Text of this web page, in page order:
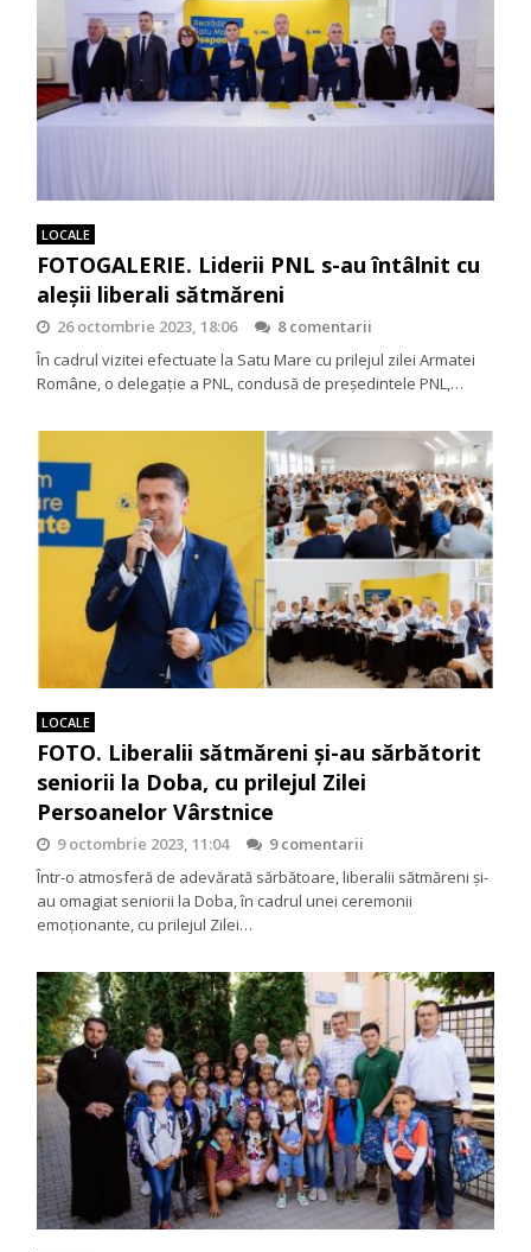
LOCALE
FOTOGALERIE. Liderii PNL s-au întâlnit cu
aleșii liberali sătmăreni
26 octombrie 2023, 18:06
8 comentarii
În cadrul vizitei efectuate la Satu Mare cu prilejul zilei Armatei
Române, o delegație a PNL, condusă de președintele PNL,…
LOCALE
FOTO. Liberalii sătmăreni și-au sărbătorit
seniorii la Doba, cu prilejul Zilei
Persoanelor Vârstnice
9 octombrie 2023, 11:04
9 comentarii
Într-o atmosferă de adevărată sărbătoare, liberalii sătmăreni și-
au omagiat seniorii la Doba, în cadrul unei ceremonii
emoționante, cu prilejul Zilei…